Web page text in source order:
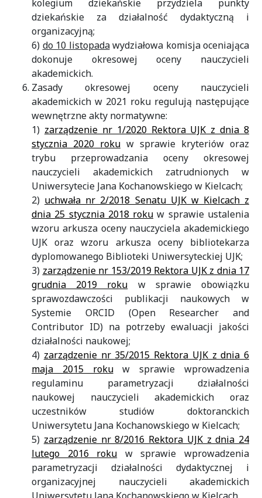
kolegium dziekańskie przydziela punkty
dziekańskie za działalność dydaktyczną i
organizacyjną;
6) do 10 listopadawydziałowa komisja oceniająca
dokonuje okresowej oceny nauczycieli
akademickich.
Zasady okresowej oceny nauczycieli
akademickich w 2021 roku regulują następujące
wewnętrzne akty normatywne:
1) zarządzenie nr 1/2020 Rektora UJK z dnia 8
stycznia 2020 roku w sprawie kryteriów oraz
trybu przeprowadzania oceny okresowej
nauczycieli akademickich zatrudnionych w
Uniwersytecie Jana Kochanowskiego w Kielcach;
2) uchwała nr 2/2018 Senatu UJK w Kielcach z
dnia 25 stycznia 2018 roku w sprawie ustalenia
wzoru arkusza oceny nauczyciela akademickiego
UJK oraz wzoru arkusza oceny bibliotekarza
dyplomowanego Biblioteki Uniwersyteckiej UJK;
3) zarządzenie nr 153/2019 Rektora UJK z dnia 17
grudnia 2019 roku w sprawie obowiązku
sprawozdawczości publikacji naukowych w
Systemie ORCID (Open Researcher and
Contributor ID) na potrzeby ewaluacji jakości
działalności naukowej;
4) zarządzenie nr 35/2015 Rektora UJK z dnia 6
maja 2015 rokuw sprawie wprowadzenia
regulaminu parametryzacji działalności
naukowej nauczycieli akademickich oraz
uczestników studiów doktoranckich
Uniwersytetu Jana Kochanowskiego w Kielcach;
5) zarządzenie nr 8/2016 Rektora UJK z dnia 24
lutego 2016 roku w sprawie wprowadzenia
parametryzacji działalności dydaktycznej i
organizacyjnej nauczycieli akademickich